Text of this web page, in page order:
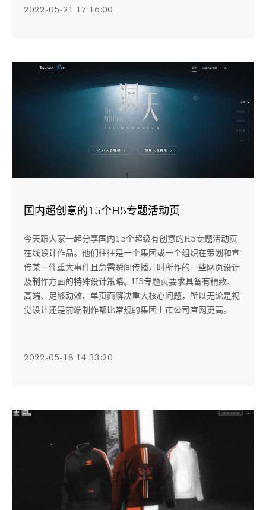
2022-05-21 17:16:00
国内超创意的15个H5专题活动页
今天跟大家一起分享国内15个超级有创意的H5专题活动页
在线设计作品。他们往往是一个集团或一个组织在策划和宣
传某一件重大事件且急需瞬间传播开时所作的一些网页设计
及制作方面的特殊设计策略。H5专题页要求具备有精致、
高端、足够动效、单页面解决重大核心问题，所以无论是视
觉设计还是前端制作都比常规的集团上市公司官网更高。
2022-05-18 14:33:20